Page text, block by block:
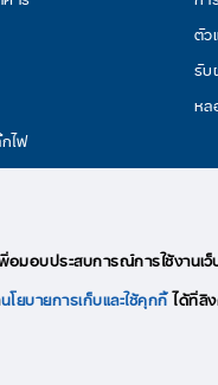
ไฟ
ตัว
รับ
หล
อมอบประสบการณ์การใช้งาน
นโยบายการเก็บและใช้คุกกี้ได้ที่ลิง